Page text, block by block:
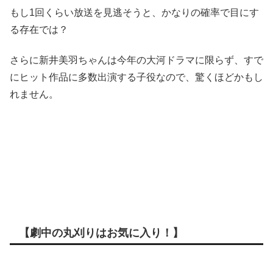
もし1回くらい放送を見逃そうと、かなりの確率で目にす
る存在では？
さらに新井美羽ちゃんは今年の大河ドラマに限らず、すで
にヒット作品に多数出演する子役なので、驚くほどかもし
れません。
【劇中の丸刈りはお気に入り！】